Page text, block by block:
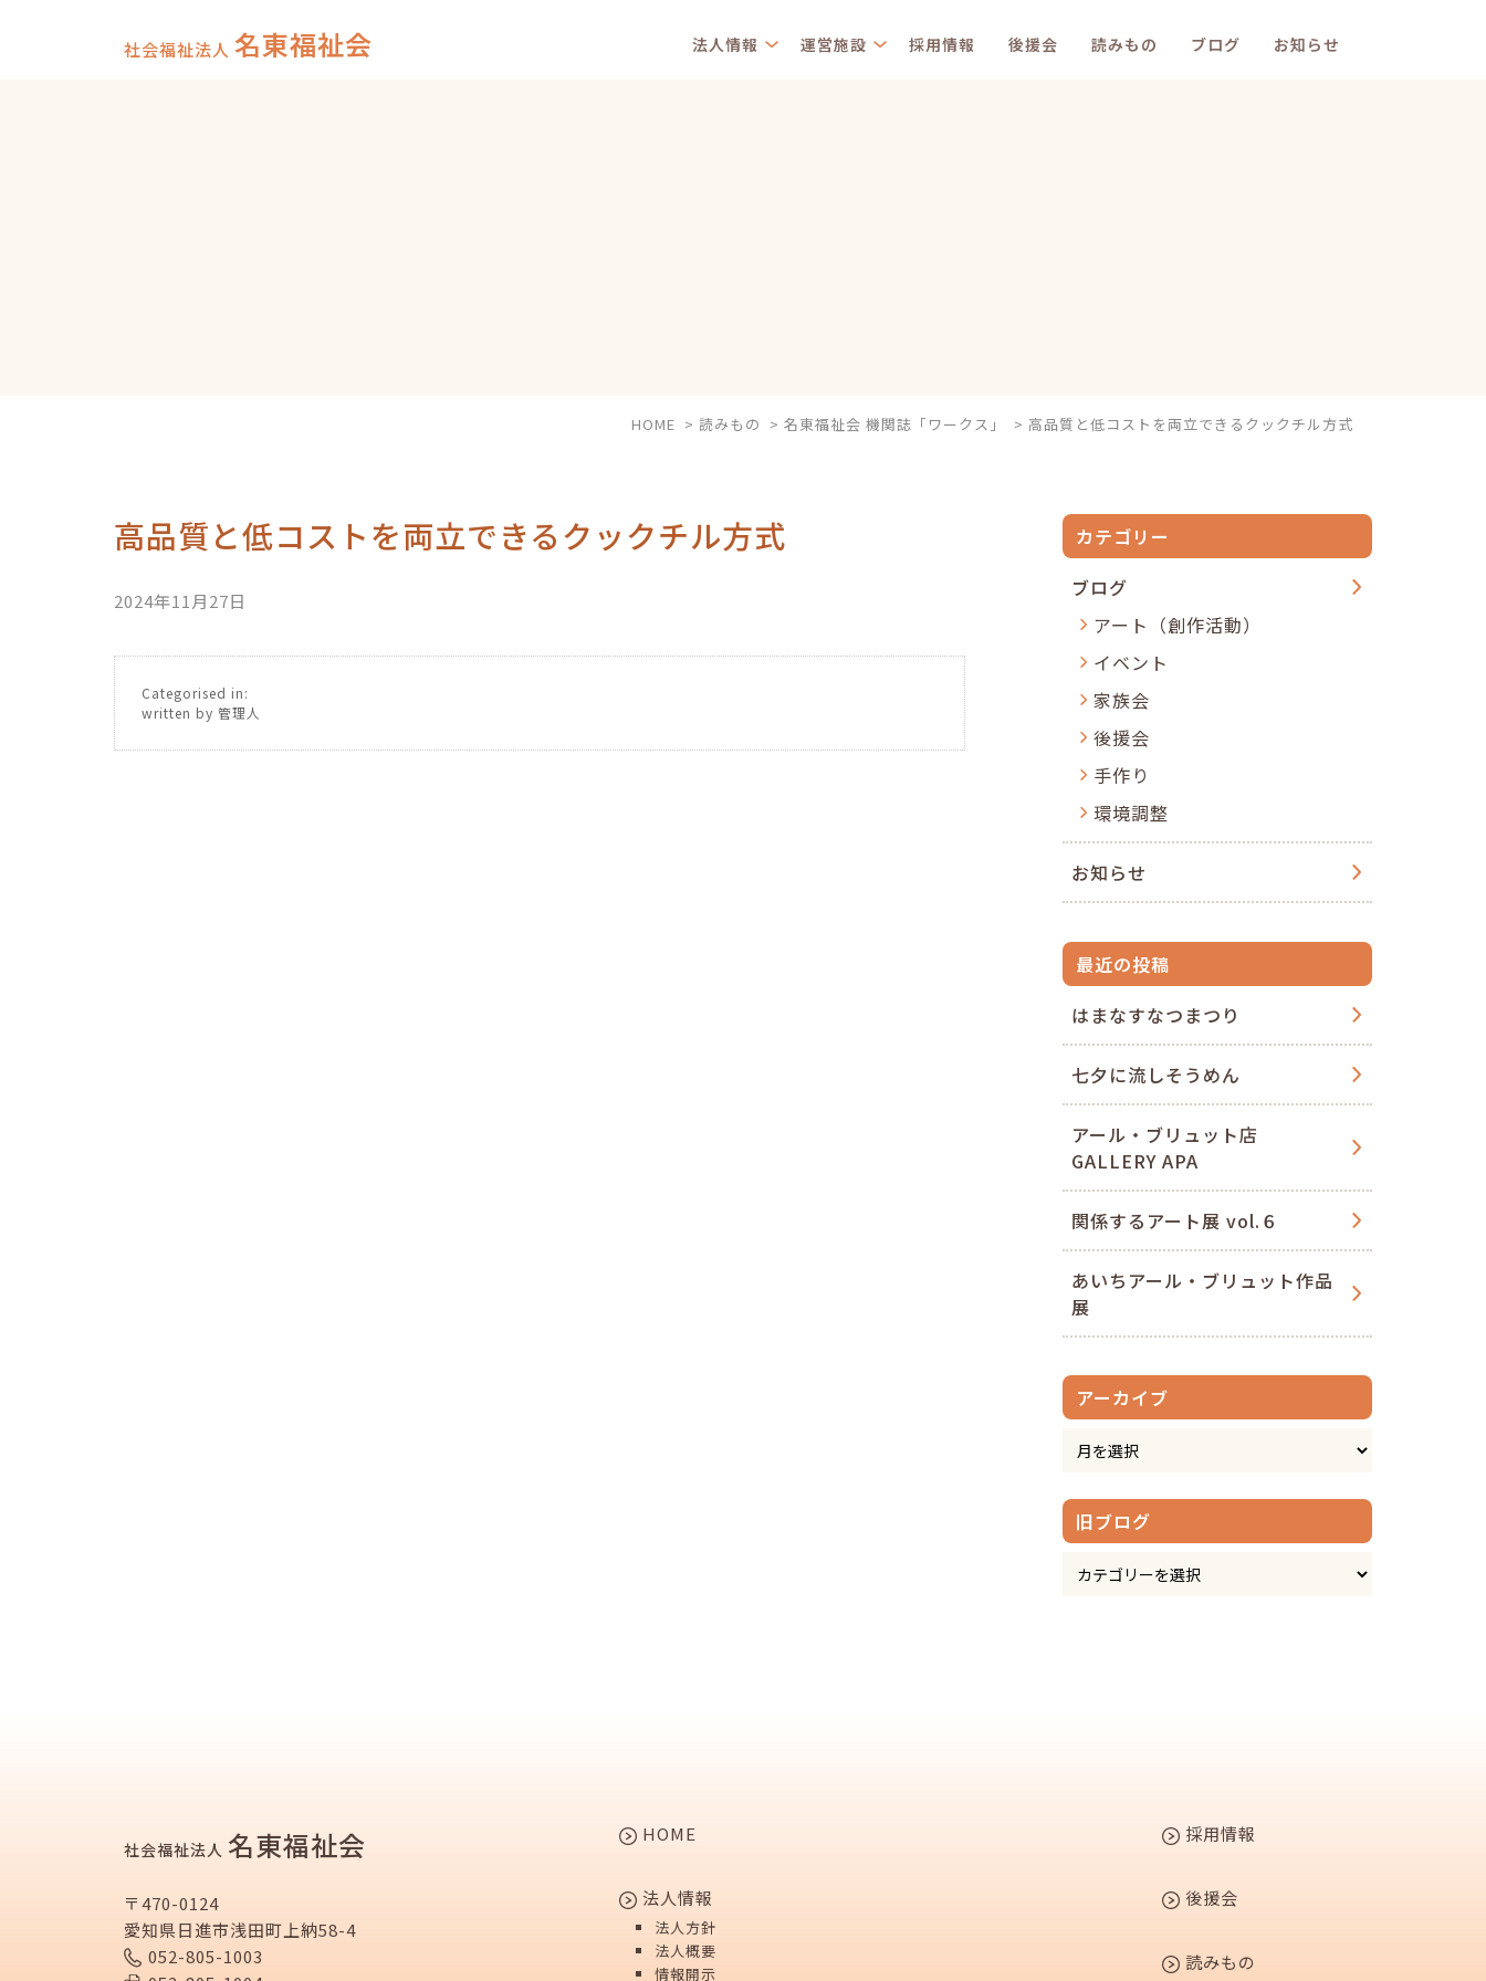
社会福祉法人 名東福祉会 法人情報 運営施設 採用情報 後援会 読みもの ブログ お知らせ
HOME > 読みもの > 名東福祉会 機関誌「ワークス」 > 高品質と低コストを両立できるクックチル方式
高品質と低コストを両立できるクックチル方式
2024年11月27日
Categorised in:
written by 管理人
カテゴリー
ブログ
アート（創作活動）
イベント
家族会
後援会
手作り
環境調整
お知らせ
最近の投稿
はまなすなつまつり
七夕に流しそうめん
アール・ブリュット店
GALLERY APA
関係するアート展 vol.６
あいちアール・ブリュット作品
展
アーカイブ
旧ブログ
社会福祉法人 名東福祉会
〒470-0124
愛知県日進市浅田町上納58-4
052-805-1003
HOME
法人情報
法人方針
法人概要
情報開示
採用情報
後援会
読みもの